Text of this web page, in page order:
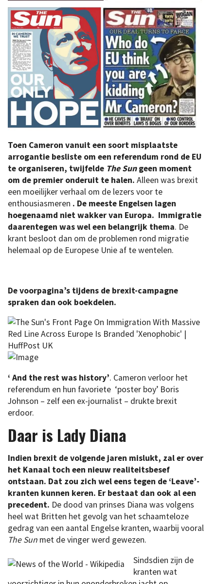
Toen Cameron vanuit een soort misplaatste
arrogantie besliste om een referendum rond de EU
te organiseren, twijfelde The Sungeen moment
om de premier onderuit te halen. Alleen was brexit
een moeilijker verhaal om de lezers voor te
enthousiasmeren . De meeste Engelsen lagen
hoegenaamd niet wakker van Europa. Immigratie
daarentegen was wel een belangrijk thema. De
krant besloot dan om de problemen rond migratie
helemaal op de Europese Unie af te wentelen.
In
de
aanloop
naar
het
EU-
referendum
veranderde
de
perceptie
over
Europa
in
Engeland
volledig
onder
impuls
tabloids
De voorpagina’s tijdens de brexit-campagne
spraken dan ook boekdelen.
‘ And the rest was history’. Cameron verloor het
referendum en hun favoriete ‘poster boy’ Boris
Johnson – zelf een ex-journalist – drukte brexit
erdoor.
Daar is Lady Diana
Indien brexit de volgende jaren mislukt, zal er over
het Kanaal toch een nieuw realiteitsbesef
ontstaan. Dat zou zich wel eens tegen de ‘Leave’-
kranten kunnen keren. Er bestaat dan ook al een
precedent. De dood van prinses Diana was volgens
heel wat Britten het gevolg van het schaamteloze
gedrag van een aantal Engelse kranten, waarbij vooral
The Sun met de vinger werd gewezen.
Sindsdien zijn de
kranten wat